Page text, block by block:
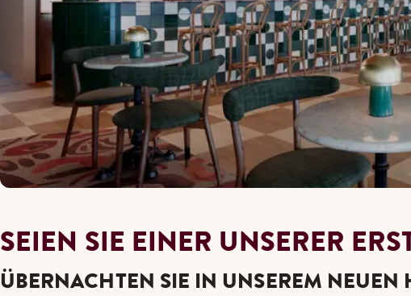
SEIEN SIE EINER UNSERER
ÜBERNACHTEN SIE IN UNSEREM